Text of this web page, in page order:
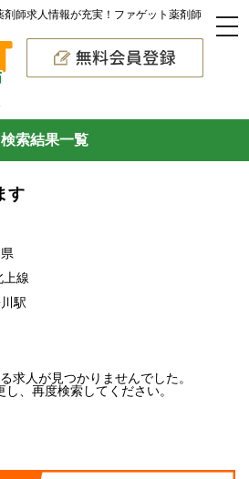
師求人情報が充実！ファゲット薬剤師
検索結果一覧
す
上線
駅
求人が見つかりませんでした。
、再度検索してください。